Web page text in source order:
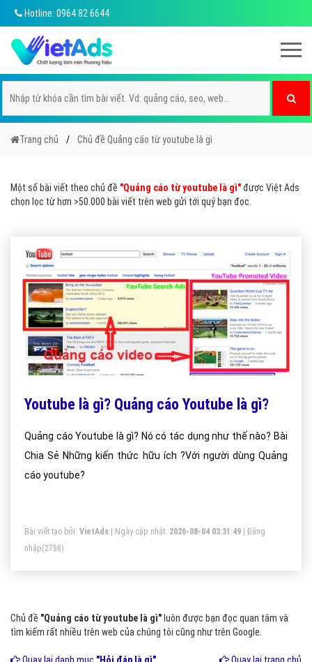
Hotline: 0964 82 6644
Trang chủ Chủ đề Quảng cáo từ youtube là gì
Một số bài viết theo chủ đề "Quảng cáo từ youtube là gì"được Việt Ads
chọn lọc từ hơn >50.000 bài viết trên web gửi tới quý bạn đọc.
Youtube là gì? Quảng cáo Youtube là gì?
Quảng cáo Youtube là gì? Nó có tác dụng như thế nào? Bài
Chia Sẻ Những kiến thức hữu ích ?Với người dùng Quảng
cáo youtube?
Bài viết tạo bởi: VietAds | Ngày cập nhật: 2026-08-04 03:31:49
Đăng
nhập(2758)
Chủ đề "Quảng cáo từ youtube là gì" luôn được bạn đọc quan tâm và
tìm kiếm rất nhiều trên web của chúng tôi cũng như trên Google.